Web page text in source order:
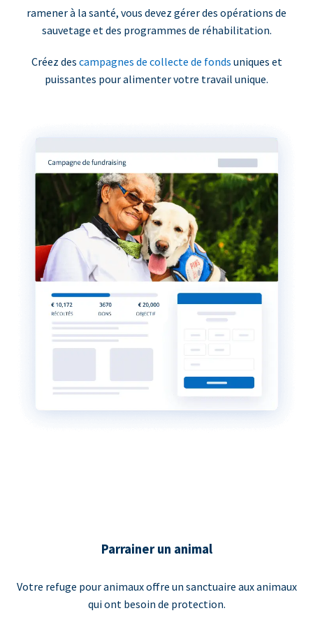
ramener à la santé, vous devez gérer des opérations de
sauvetage et des programmes de réhabilitation.
Créez des campagnes de collecte de fonds uniques et
puissantes pour alimenter votre travail unique.
Parrainer un animal
Votre refuge pour animaux offre un sanctuaire aux animaux
qui ont besoin de protection.